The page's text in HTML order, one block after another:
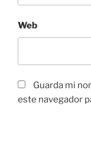
Web
Guarda mi
este navegador